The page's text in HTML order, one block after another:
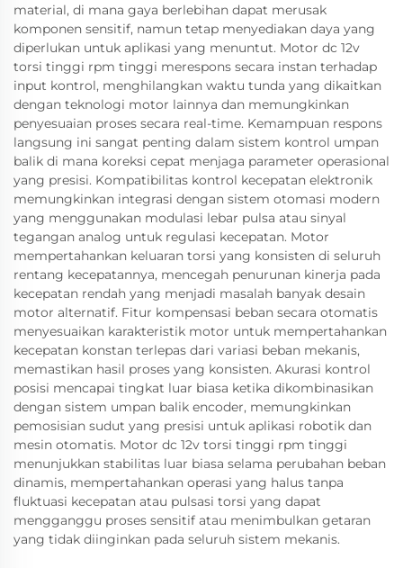
material, di mana gaya berlebihan dapat merusak
komponen sensitif, namun tetap menyediakan daya yang
diperlukan untuk aplikasi yang menuntut. Motor dc 12v
torsi tinggi rpm tinggi merespons secara instan terhadap
input kontrol, menghilangkan waktu tunda yang dikaitkan
dengan teknologi motor lainnya dan memungkinkan
penyesuaian proses secara real-time. Kemampuan respons
langsung ini sangat penting dalam sistem kontrol umpan
balik di mana koreksi cepat menjaga parameter operasional
yang presisi. Kompatibilitas kontrol kecepatan elektronik
memungkinkan integrasi dengan sistem otomasi modern
yang menggunakan modulasi lebar pulsa atau sinyal
tegangan analog untuk regulasi kecepatan. Motor
mempertahankan keluaran torsi yang konsisten di seluruh
rentang kecepatannya, mencegah penurunan kinerja pada
kecepatan rendah yang menjadi masalah banyak desain
motor alternatif. Fitur kompensasi beban secara otomatis
menyesuaikan karakteristik motor untuk mempertahankan
kecepatan konstan terlepas dari variasi beban mekanis,
memastikan hasil proses yang konsisten. Akurasi kontrol
posisi mencapai tingkat luar biasa ketika dikombinasikan
dengan sistem umpan balik encoder, memungkinkan
pemosisian sudut yang presisi untuk aplikasi robotik dan
mesin otomatis. Motor dc 12v torsi tinggi rpm tinggi
menunjukkan stabilitas luar biasa selama perubahan beban
dinamis, mempertahankan operasi yang halus tanpa
fluktuasi kecepatan atau pulsasi torsi yang dapat
mengganggu proses sensitif atau menimbulkan getaran
yang tidak diinginkan pada seluruh sistem mekanis.